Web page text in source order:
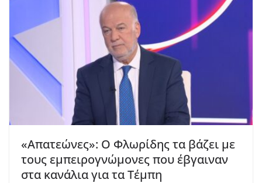
«Απατεώνες»: Ο Φλωρίδης τα βάζει με
τους εμπειρογνώμονες που έβγαιναν
στα κανάλια για τα Τέμπη